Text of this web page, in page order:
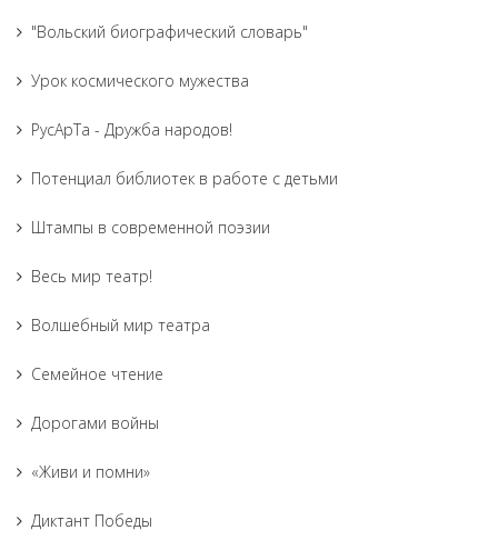
"Вольский биографический словарь"
Урок космического мужества
РусАрТа - Дружба народов!
Потенциал библиотек в работе с детьми
Штампы в современной поэзии
Весь мир театр!
Волшебный мир театра
Семейное чтение
Дорогами войны
«Живи и помни»
Диктант Победы